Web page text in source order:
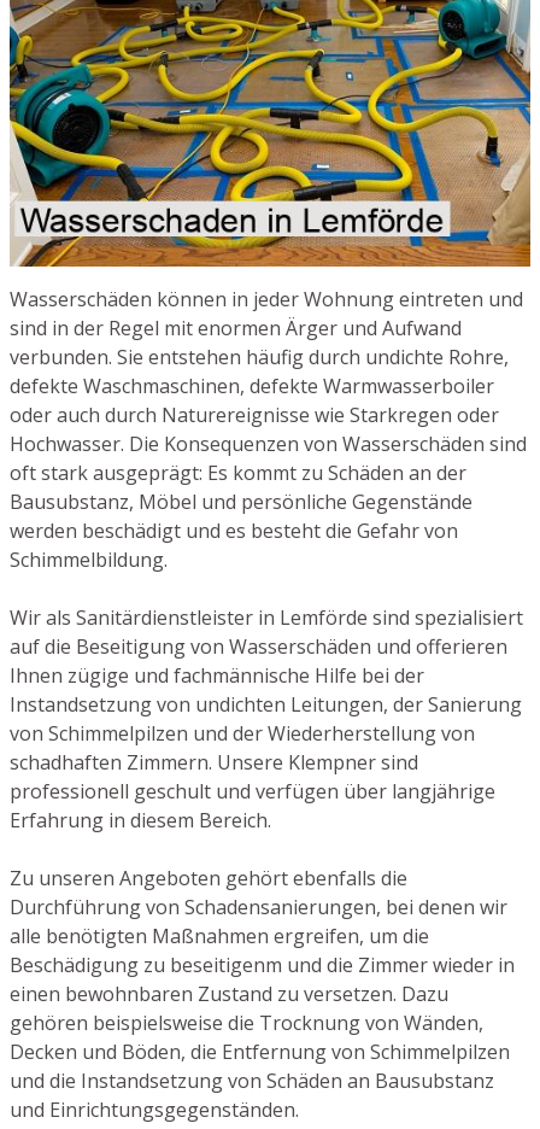
Wasserschäden können in jeder Wohnung eintreten und
sind in der Regel mit enormen Ärger und Aufwand
verbunden. Sie entstehen häufig durch undichte Rohre,
defekte Waschmaschinen, defekte Warmwasserboiler
oder auch durch Naturereignisse wie Starkregen oder
Hochwasser. Die Konsequenzen von Wasserschäden sind
oft stark ausgeprägt: Es kommt zu Schäden an der
Bausubstanz, Möbel und persönliche Gegenstände
werden beschädigt und es besteht die Gefahr von
Schimmelbildung.
Wir als Sanitärdienstleister in Lemförde sind spezialisiert
auf die Beseitigung von Wasserschäden und offerieren
Ihnen zügige und fachmännische Hilfe bei der
Instandsetzung von undichten Leitungen, der Sanierung
von Schimmelpilzen und der Wiederherstellung von
schadhaften Zimmern. Unsere Klempner sind
professionell geschult und verfügen über langjährige
Erfahrung in diesem Bereich.
Zu unseren Angeboten gehört ebenfalls die
Durchführung von Schadensanierungen, bei denen wir
alle benötigten Maßnahmen ergreifen, um die
Beschädigung zu beseitigenm und die Zimmer wieder in
einen bewohnbaren Zustand zu versetzen. Dazu
gehören beispielsweise die Trocknung von Wänden,
Decken und Böden, die Entfernung von Schimmelpilzen
und die Instandsetzung von Schäden an Bausubstanz
und Einrichtungsgegenständen.